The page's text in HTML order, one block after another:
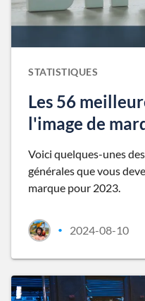
STATISTIQUES
Les 56
l'image de
Voici quelques-unes
générales que vous
marque pour 2023.
• 2024-08-10